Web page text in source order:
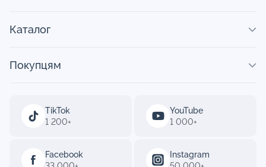
TikTok
1 200+
YouTube
1 000+
Facebook
Instagram
Каталог
Покупцям